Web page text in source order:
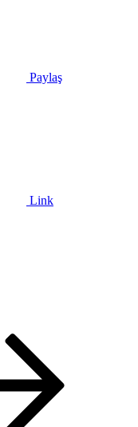
Paylaş
Link